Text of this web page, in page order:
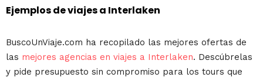
Ejemplos de viajes a Interlaken
BuscoUnViaje.com ha recopilado las mejores ofertas de
las mejores agencias en viajes a Interlaken. Descúbrelas
y pide presupuesto sin compromiso para los tours que